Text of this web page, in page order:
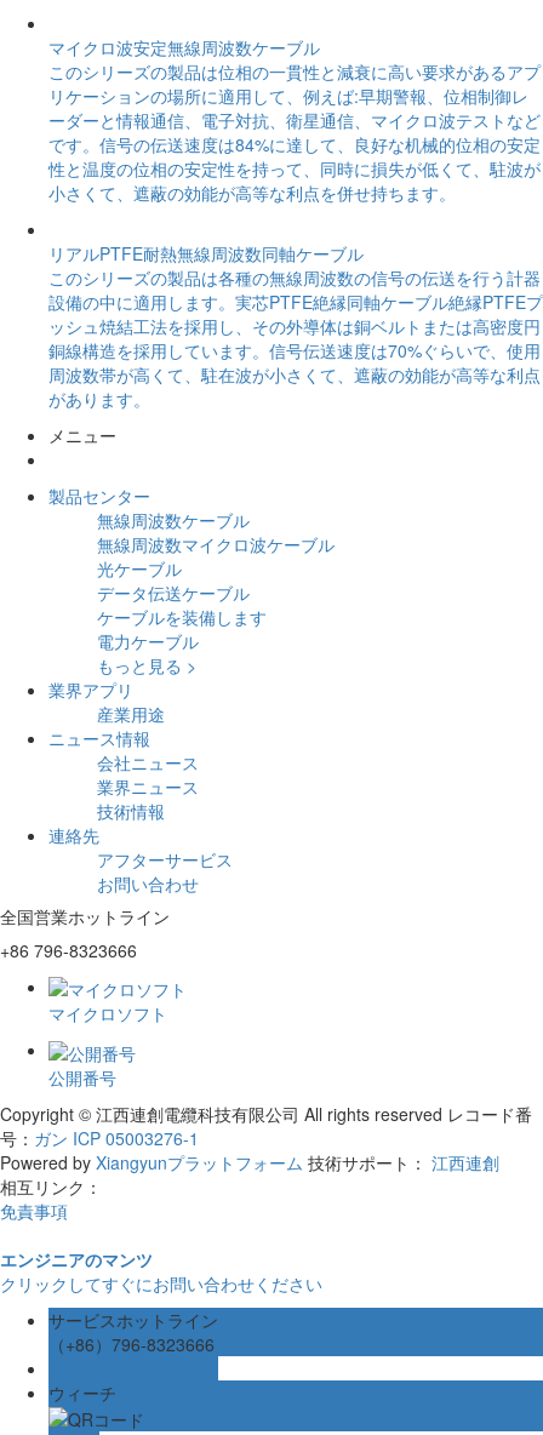
マイクロ波安定無線周波数ケーブル
このシリーズの製品は位相の一貫性と減衰に高い要求があるアプ
リケーションの場所に適用して、例えば:早期警報、位相制御レ
ーダーと情報通信、電子対抗、衛星通信、マイクロ波テストなど
です。信号の伝送速度は84%に達して、良好な机械的位相の安定
性と温度の位相の安定性を持って、同時に損失が低くて、駐波が
小さくて、遮蔽の効能が高等な利点を併せ持ちます。
リアルPTFE耐熱無線周波数同軸ケーブル
このシリーズの製品は各種の無線周波数の信号の伝送を行う計器
設備の中に適用します。実芯PTFE絶縁同軸ケーブル絶縁PTFEプ
ッシュ焼結工法を採用し、その外導体は銅ベルトまたは高密度円
銅線構造を採用しています。信号伝送速度は70%ぐらいで、使用
周波数帯が高くて、駐在波が小さくて、遮蔽の効能が高等な利点
があります。
メニュー
製品センター
無線周波数ケーブル
無線周波数マイクロ波ケーブル
光ケーブル
データ伝送ケーブル
ケーブルを装備します
電力ケーブル
もっと見る >
業界アプリ
産業用途
ニュース情報
会社ニュース
業界ニュース
技術情報
連絡先
アフターサービス
お問い合わせ
全国営業ホットライン
+86 796-8323666
マイクロソフト
公開番号
Copyright © 江西連創電纜科技有限公司 All rights reserved レコード番
号： ガン ICP 05003276-1
Powered by Xiangyunプラットフォーム 技術サポート： 江西連創
相互リンク：
免責事項
エンジニアのマンツ
クリックしてすぐにお問い合わせください
サービスホットライン
（+86）796-8323666
ウィーチ